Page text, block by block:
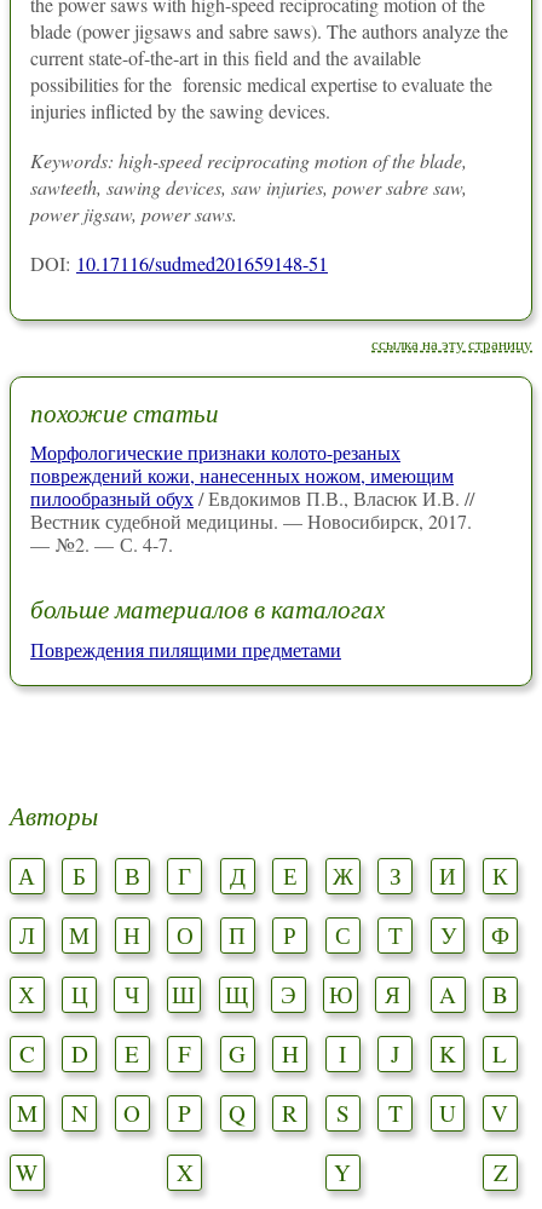
blade (power jigsaws and sabre saws). The authors analyze the
current state-of-the-art in this field and the available
possibilities for the forensic medical expertise to evaluate the
injuries inflicted by the sawing devices.
Keywords: high-speed reciprocating motion of the blade,
sawteeth, sawing devices, saw injuries, power sabre saw,
power jigsaw, power saws.
DOI: 10.17116/sudmed201659148-51
ссылка на эту страницу
похожие статьи
Морфологические признаки колото-резаных
повреждений кожи, нанесенных ножом, имеющим
пилообразный обух/ Евдокимов П.В., Власюк И.В. //
Вестник судебной медицины. — Новосибирск, 2017.
— №2. — С. 4-7.
больше материалов в каталогах
Повреждения пилящими предметами
Авторы
А Б В Г Д Е Ж З И
К
Л
М Н О П Р С Т У
Ф
Х
Ц Ч Ш Щ Э Ю Я A
B
C
D E F G H I J K
L
M
N O P Q R S T U
V
W
X Y Z